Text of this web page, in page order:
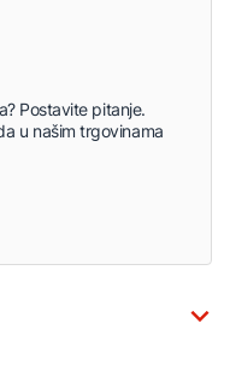
Postavite pitanje.
u našim trgovinama